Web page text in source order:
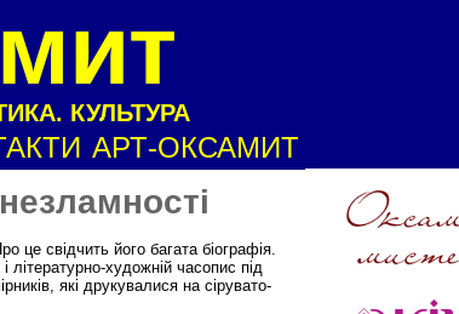
КУЛЬТУРА
АРТ-ОКСАМИТ
це свідчить його багата біографія.
художній часопис під
які друкувалися на сірувато-